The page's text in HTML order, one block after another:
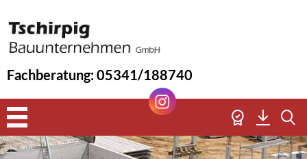
Skip
to
Fachberatung: 05341/188740